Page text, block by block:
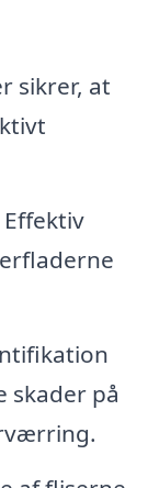
sikrer, at
Effektiv
skader på